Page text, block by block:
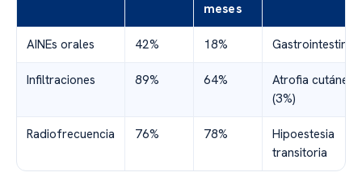
meses
AINEs orales 42% 18%
Infiltraciones 89% 64%
Atrofia cutánea
(3%)
Radiofrecuencia 76% 78%
Hipoestesia
transitoria